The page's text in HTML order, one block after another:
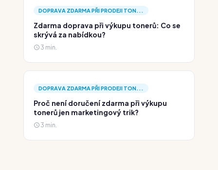
DOPRAVA ZDARMA PŘI PRODEJI TON...
Zdarma doprava při výkupu tonerů: Co se
skrývá za nabídkou?
3 min.
DOPRAVA ZDARMA PŘI PRODEJI TON...
Proč není doručení zdarma při výkupu
tonerů jen marketingový trik?
3 min.